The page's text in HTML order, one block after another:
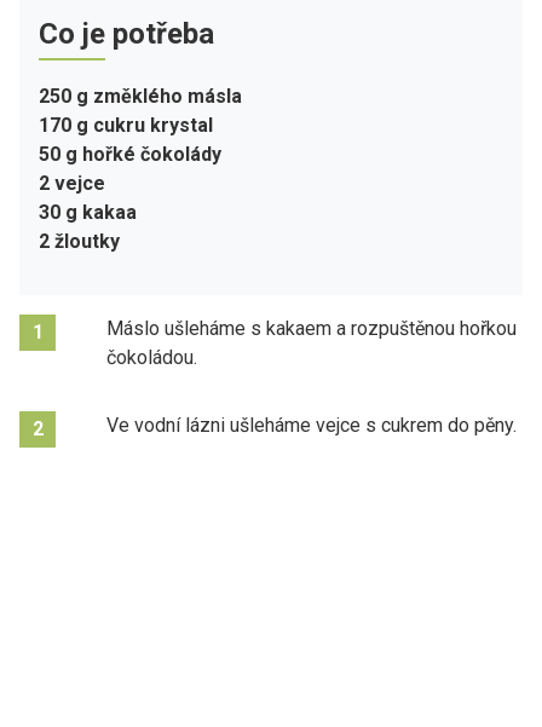
Co je potřeba
250 g změklého másla
170 g cukru krystal
50 g hořké čokolády
2 vejce
30 g kakaa
2 žloutky
1
Máslo ušleháme s kakaem a rozpuštěnou hořkou
čokoládou.
2 Ve vodní lázni ušleháme vejce s cukrem do pěny.